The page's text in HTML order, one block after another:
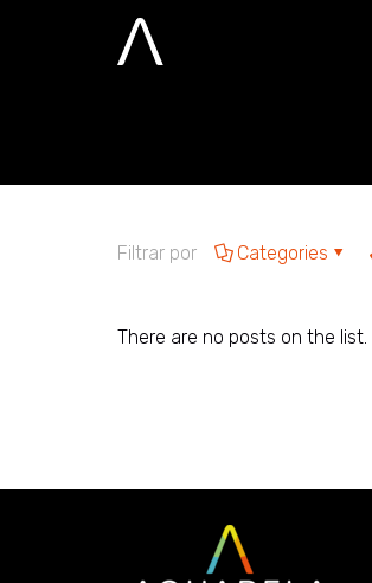
Marina
Filtrar por Categories
There are no posts on the list.